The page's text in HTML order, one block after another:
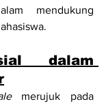
mendukung
dalam
merujuk pada